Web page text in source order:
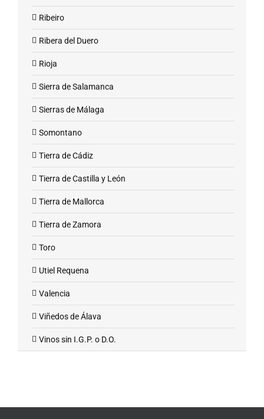
Ribeiro
Ribera del Duero
Rioja
Sierra de Salamanca
Sierras de Málaga
Somontano
Tierra de Cádiz
Tierra de Castilla y León
Tierra de Mallorca
Tierra de Zamora
Toro
Utiel Requena
Valencia
Viñedos de Álava
Vinos sin I.G.P. o D.O.